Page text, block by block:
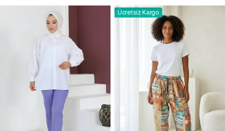
Ücretsiz Kargo